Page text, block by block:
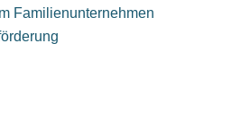
Familienunternehmen